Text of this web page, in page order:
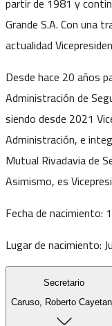
Grande S.A. Con una
actualidad
Desde hace 20 años
Administración de
siendo desde 2021
Administración, e
Mutual Rivadavia de
Asimismo, es
Fecha de nacimiento:
Lugar de nacimiento:
Secretario
Caruso, Roberto